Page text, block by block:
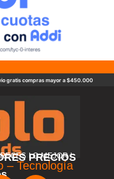
gratis compras mayor a $450.000
PRECIOS
LO MEJOR !
– Tecnología